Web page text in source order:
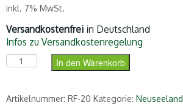
inkl. 7% MwSt.
Versandkostenfrei in Deutschland
Infos zu Versandkostenregelung
Die letzte Prophezeiung Menge
In den Warenkorb
Artikelnummer: RF-20 Kategorie: Neuseeland